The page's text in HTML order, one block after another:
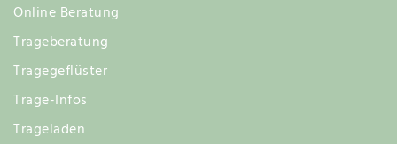
Online Beratung
Trageberatung
Tragegeflüster
Trage-Infos
Trageladen